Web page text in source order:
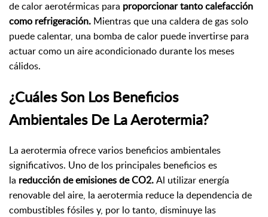
de calor aerotérmicas para proporcionar tanto calefacción
como refrigeración. Mientras que una caldera de gas solo
puede calentar, una bomba de calor puede invertirse para
actuar como un aire acondicionado durante los meses
cálidos.
¿Cuáles Son Los Beneficios
Ambientales De La Aerotermia?
La aerotermia ofrece varios beneficios ambientales
significativos. Uno de los principales beneficios es
la reducción de emisiones de CO2.Al utilizar energía
renovable del aire, la aerotermia reduce la dependencia de
combustibles fósiles y, por lo tanto, disminuye las